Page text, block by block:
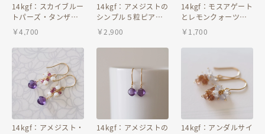
14kgf：スカイブルー
トパーズ・タンザナ
イトのピアス（イヤ
リング）№9215
￥4,700
14kgf：アメジストの
シンプル５粒ピアス
（イヤリング）
№9216
￥2,900
14kgf：モスアゲート
とレモンクォーツの
ペンダントトップ
№9214
￥1,700
14kgf：アメジスト・
14kgf：アメジストの
14kgf：アンダルサイ